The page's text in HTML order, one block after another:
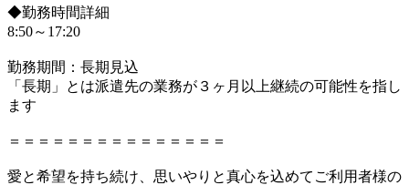
◆勤務時間詳細
8:50～17:20
勤務期間：長期見込
「長期」とは派遣先の業務が３ヶ月以上継続の可能性を指し
ます
＝＝＝＝＝＝＝＝＝＝＝＝＝＝＝
愛と希望を持ち続け、思いやりと真心を込めてご利用者様の